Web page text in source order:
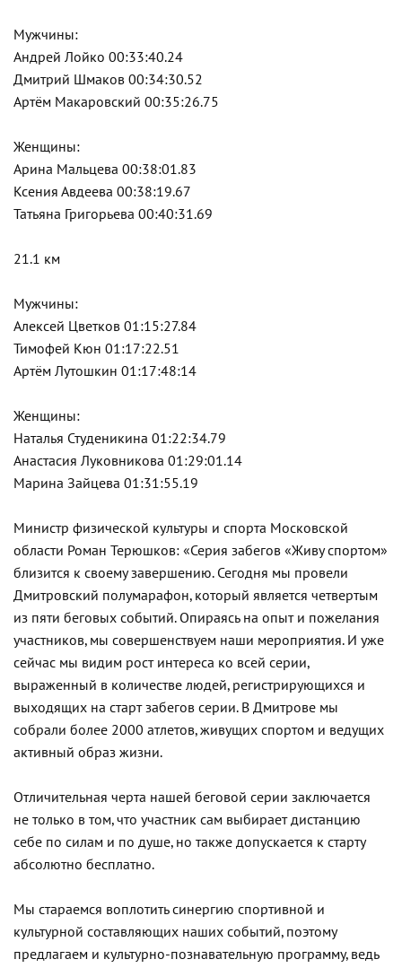
Мужчины:
Андрей Лойко 00:33:40.24
Дмитрий Шмаков 00:34:30.52
Артём Макаровский 00:35:26.75
Женщины:
Арина Мальцева 00:38:01.83
Ксения Авдеева 00:38:19.67
Татьяна Григорьева 00:40:31.69
21.1 км
Мужчины:
Алексей Цветков 01:15:27.84
Тимофей Кюн 01:17:22.51
Артём Лутошкин 01:17:48:14
Женщины:
Наталья Студеникина 01:22:34.79
Анастасия Луковникова 01:29:01.14
Марина Зайцева 01:31:55.19
Министр физической культуры и спорта Московской
области Роман Терюшков: «Серия забегов «Живу спортом»
близится к своему завершению. Сегодня мы провели
Дмитровский полумарафон, который является четвертым
из пяти беговых событий. Опираясь на опыт и пожелания
участников, мы совершенствуем наши мероприятия. И уже
сейчас мы видим рост интереса ко всей серии,
выраженный в количестве людей, регистрирующихся и
выходящих на старт забегов серии. В Дмитрове мы
собрали более 2000 атлетов, живущих спортом и ведущих
активный образ жизни.
Отличительная черта нашей беговой серии заключается
не только в том, что участник сам выбирает дистанцию
себе по силам и по душе, но также допускается к старту
абсолютно бесплатно.
Мы стараемся воплотить синергию спортивной и
культурной составляющих наших событий, поэтому
предлагаем и культурно-познавательную программу, ведь